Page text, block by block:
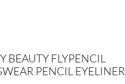
BEAUTY FLYPENCIL
PENCIL EYELINER